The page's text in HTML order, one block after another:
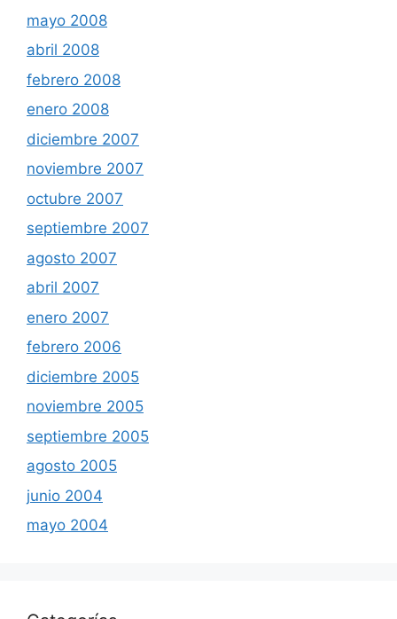
mayo 2008
abril 2008
febrero 2008
enero 2008
diciembre 2007
noviembre 2007
octubre 2007
septiembre 2007
agosto 2007
abril 2007
enero 2007
febrero 2006
diciembre 2005
noviembre 2005
septiembre 2005
agosto 2005
junio 2004
mayo 2004